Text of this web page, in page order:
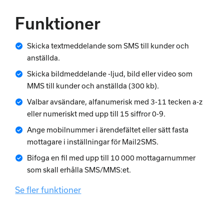
Funktioner
Skicka textmeddelande som SMS till kunder och
anställda.
Skicka bildmeddelande -ljud, bild eller video som
MMS till kunder och anställda (300 kb).
Valbar avsändare, alfanumerisk med 3-11 tecken a-z
eller numeriskt med upp till 15 siffror 0-9.
Ange mobilnummer i ärendefältet eller sätt fasta
mottagare i inställningar för Mail2SMS.
Bifoga en fil med upp till 10 000 mottagarnummer
som skall erhålla SMS/MMS:et.
Se fler funktioner